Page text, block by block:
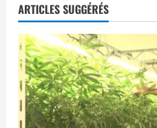
t
i
o
n
d
ARTICLES SUGGÉRÉS